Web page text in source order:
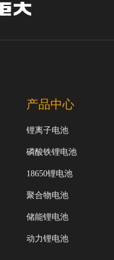
产品中心
锂离子电池
磷酸铁锂电池
18650锂电池
聚合物电池
储能锂电池
动力锂电池